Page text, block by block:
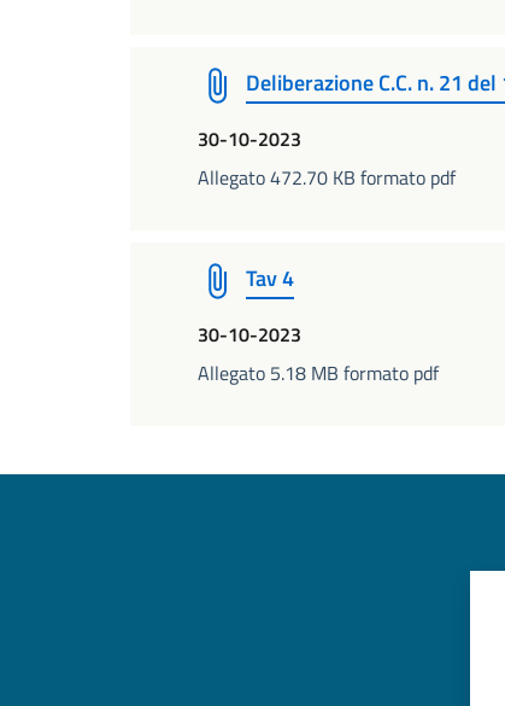
Deliberazione C.C. n. 21
30-10-2023
Allegato 472.70 KB formato pdf
Tav 4
30-10-2023
Allegato 5.18 MB formato pdf